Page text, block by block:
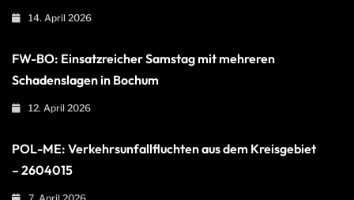
14. April 2026
FW-BO: Einsatzreicher Samstag mit mehreren
Schadenslagen in Bochum
12. April 2026
POL-ME: Verkehrsunfallfluchten aus dem Kreisgebiet
– 2604015